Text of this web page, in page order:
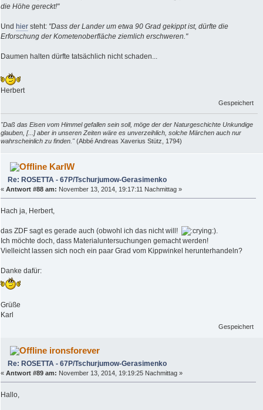
die Höhe gereckt!"
Und hier steht: "Dass der Lander um etwa 90 Grad gekippt ist, dürfte die
Erforschung der Kometenoberfläche ziemlich erschweren."
Daumen halten dürfte tatsächlich nicht schaden...
Herbert
Gespeichert
"Daß das Eisen vom Himmel gefallen sein soll, möge der der Naturgeschichte Unkundige
glauben, [...] aber in unseren Zeiten wäre es unverzeihlich, solche Märchen auch nur
wahrscheinlich zu finden."(Abbé Andreas Xaverius Stütz, 1794)
KarlW
Re: ROSETTA - 67P/Tschurjumow-Gerasimenko
« Antwort #88 am: November 13, 2014, 19:17:11 Nachmittag »
Hach ja, Herbert,
das ZDF sagt es gerade auch (obwohl ich das nicht will!
).
Ich möchte doch, dass Materialuntersuchungen gemacht werden!
Vielleicht lassen sich noch ein paar Grad vom Kippwinkel herunterhandeln?
Danke dafür:
Grüße
Karl
Gespeichert
ironsforever
Re: ROSETTA - 67P/Tschurjumow-Gerasimenko
« Antwort #89 am: November 13, 2014, 19:19:25 Nachmittag »
Hallo,